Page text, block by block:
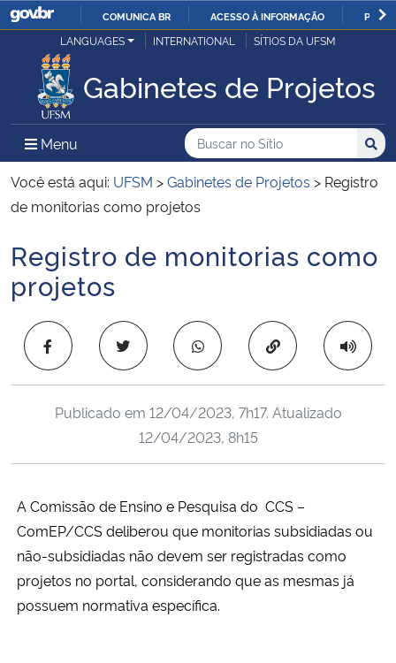
IR
O
COMUNICA BR ACESSO À INFORMAÇÃO
Ministério da Justiça e Segurança Pública
Ministério da Defesa
Ministério das Relações Exteriores
Ministério da Infraestrutura
Ministério da Educação
Ministério da Cidadania
Ministério de Minas e Energia
Ministério da Ciência, Tecnologia, Inovações e Comunicações
Ministério do Meio Ambiente
LANGUAGES INTERNATIONAL SÍTIOS DA UFSM
Gabinetes de Projetos
Menu Menu Principal do Sítio
Busca
Buscar no no Sítio
Busca:
Você está aqui: UFSM >Gabinetes de Projetos > Registro
de monitorias como projetos
Início do conteúdo
Registro de monitorias como
projetos
Copiar para área
Publicado em 12/04/2023, 7h17. Atualizado
12/04/2023, 8h15
A Comissão de Ensino e Pesquisa do CCS –
ComEP/CCS deliberou que monitorias subsidiadas ou
não-subsidiadas não devem ser registradas como
projetos no portal, considerando que as mesmas já
possuem normativa específica.